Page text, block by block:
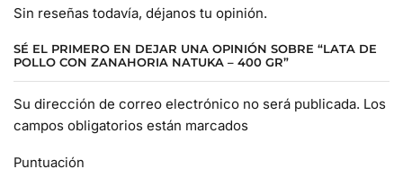
Sin reseñas todavía, déjanos tu opinión.
SÉ EL PRIMERO EN DEJAR UNA OPINIÓN SOBRE “LATA DE
POLLO CON ZANAHORIA NATUKA – 400 GR”
Su dirección de correo electrónico no será publicada. Los
campos obligatorios están marcados
Puntuación